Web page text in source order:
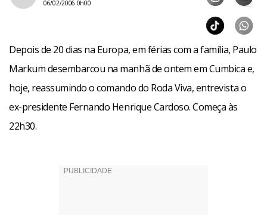
06/02/2006 0h00
Depois de 20 dias na Europa, em férias com a família, Paulo
Markum desembarcou na manhã de ontem em Cumbica e,
hoje, reassumindo o comando do Roda Viva, entrevista o
ex-presidente Fernando Henrique Cardoso. Começa às
22h30.